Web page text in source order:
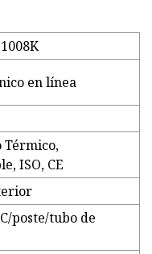
en línea
Térmico,
ISO, CE
poste/tubo de